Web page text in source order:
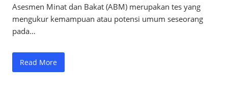
Asesmen Minat dan Bakat (ABM) merupakan tes yang
mengukur kemampuan atau potensi umum seseorang
pada…
Read More